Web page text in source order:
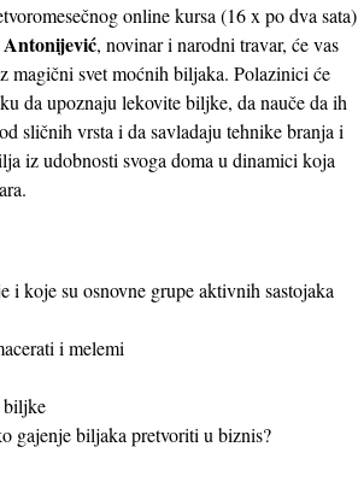
online kursa (16 x po dva sata)
, novinar i narodni travar, će vas
magični svet moćnih biljaka. Polazinici će
da upoznaju lekovite biljke, da nauče da ih
sličnih vrsta i da savladaju tehnike branja i
iz udobnosti svoga doma u dinamici koja
koje su osnovne grupe aktivnih sastojaka
i melemi
biljke
gajenje biljaka pretvoriti u biznis?